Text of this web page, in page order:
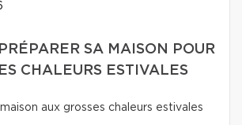
SA MAISON POUR
CHALEURS ESTIVALES
aux grosses chaleurs estivales